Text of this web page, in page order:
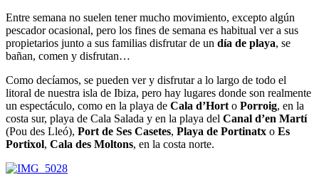
Entre semana no suelen tener mucho movimiento, excepto algún
pescador ocasional, pero los fines de semana es habitual ver a sus
propietarios junto a sus familias disfrutar de un día de playa, se
bañan, comen y disfrutan…
Como decíamos, se pueden ver y disfrutar a lo largo de todo el
litoral de nuestra isla de Ibiza, pero hay lugares donde son realmente
un espectáculo, como en la playa de Cala d’Hort o Porroig, en la
costa sur, playa de Cala Salada y en la playa del Canal d’en Martí
(Pou des Lleó), Port de Ses Casetes, Playa de Portinatx o Es
Portixol, Cala des Moltons, en la costa norte.